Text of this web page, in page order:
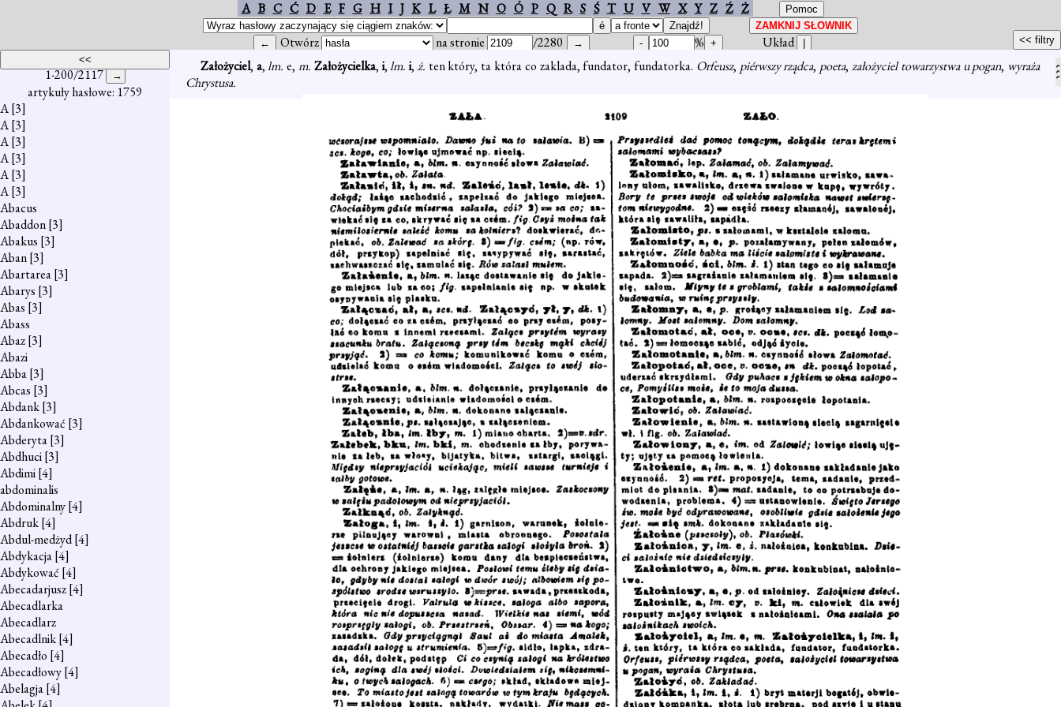
A B C Ć D E F G H I J K L Ł M N O Ó P Q R S Ś T U V W X Y Z Ź Ż
Otwórz na stronie /2280 %
Układ
1-200/2117
artykuły hasłowe: 1759
A[3]
A[3]
A[3]
A[3]
A[3]
A[3]
Abacus
Abaddon[3]
Abakus [3]
Aban[3]
Abartarea[3]
Abarys [3]
Abas [3]
Abass
Abaz[3]
Abazi
Abba[3]
Abcas [3]
Abdank[3]
Abdankować [3]
Abderyta[3]
Abdhuci[3]
Abdimi[4]
abdominalis
Abdominalny[4]
Abdruk[4]
Abdul-medżyd[4]
Abdykacja[4]
Abdykować [4]
Abecadarjusz[4]
Abecadlarka
Abecadlarz
Abecadlnik[4]
Abecadło [4]
Abecadłowy[4]
Abelagja[4]
Założyciel, a,lm.e,m. Założycielka,i,lm.i, ż. ten który, ta która co zaklada, fundator, fundatorka. Orfeusz, piérwszy rządca, poeta,założyciel towarzystwa u pogan, wyraża
Chrystusa.